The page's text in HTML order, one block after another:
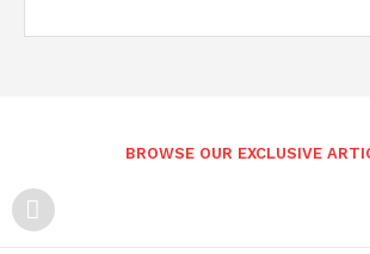
BROWSE OUR EXCLUSIVE